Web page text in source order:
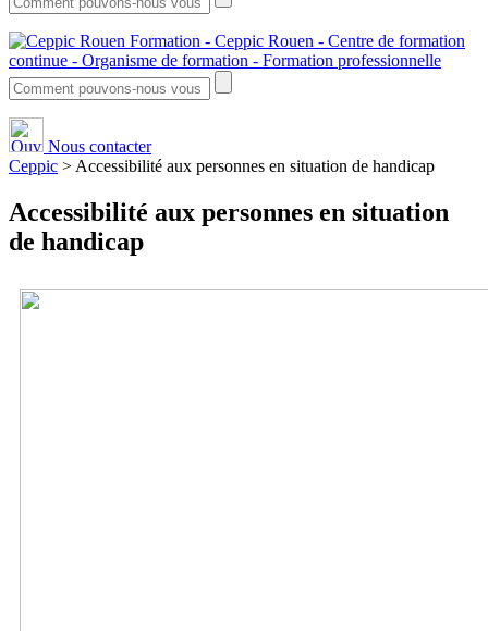
Nous contacter
Ceppic > Accessibilité aux personnes en situation de handicap
Accessibilité aux personnes en situation
de handicap